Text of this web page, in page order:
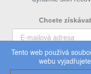
Tento web používá
webu
Copyright 2026
Chcete